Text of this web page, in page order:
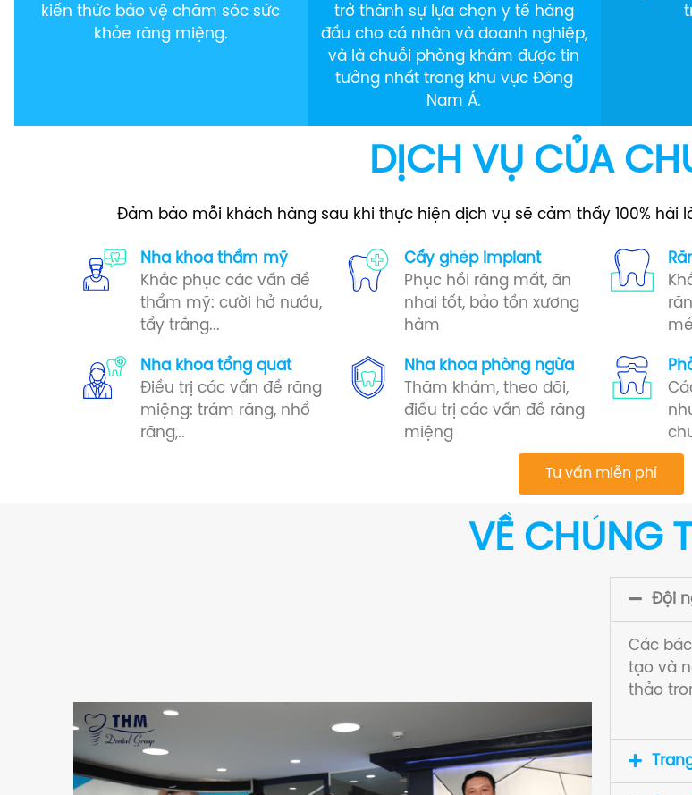
kiến thức bảo vệ chăm sóc sức
khỏe răng miệng.
trở thành sự lựa chọn y tế hàng
đầu cho cá nhân và doanh nghiệp,
và là chuỗi phòng khám được tin
tưởng nhất trong khu vực Đông
Nam Á.
DỊCH VỤ CỦA
Đảm bảo mỗi khách hàng sau khi thực hiện dịch vụ sẽ cảm thấy 100%
Nha khoa thẩm mỹ
Khắc phục các vấn đề
thẩm mỹ: cười hở nướu,
tẩy trắng...
Cấy ghép Implant​
Phục hồi răng mất, ăn
nhai tốt, bảo tồn xương
hàm
Nha khoa tổng quát
Điều trị các vấn đề răng
miệng: trám răng, nhổ
răng,..
Nha khoa phòng ngừa​
Thăm khám, theo dõi,
điều trị các vấn đề răng
miệng
Tư vấn miễn phí
VỀ CHÚNG
Đội
Các
tạo và
thảo